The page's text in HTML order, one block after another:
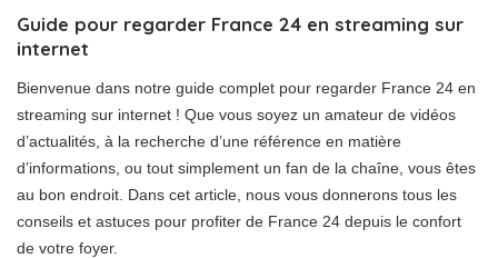
Guide pour regarder France 24 en streaming sur
internet
Bienvenue dans notre guide complet pour regarder France 24 en
streaming sur internet ! Que vous soyez un amateur de vidéos
d’actualités, à la recherche d’une référence en matière
d’informations, ou tout simplement un fan de la chaîne, vous êtes
au bon endroit. Dans cet article, nous vous donnerons tous les
conseils et astuces pour profiter de France 24 depuis le confort
de votre foyer.